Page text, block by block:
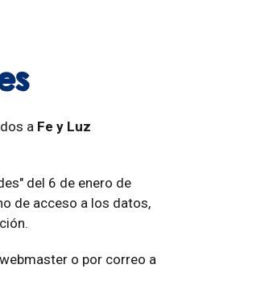
a Fe y Luz
del 6 de enero de
de acceso a los datos,
o por correo a